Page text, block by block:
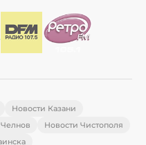
Новости Казани
Новости Чистополя